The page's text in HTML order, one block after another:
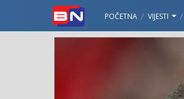
POČETNA VIJESTI